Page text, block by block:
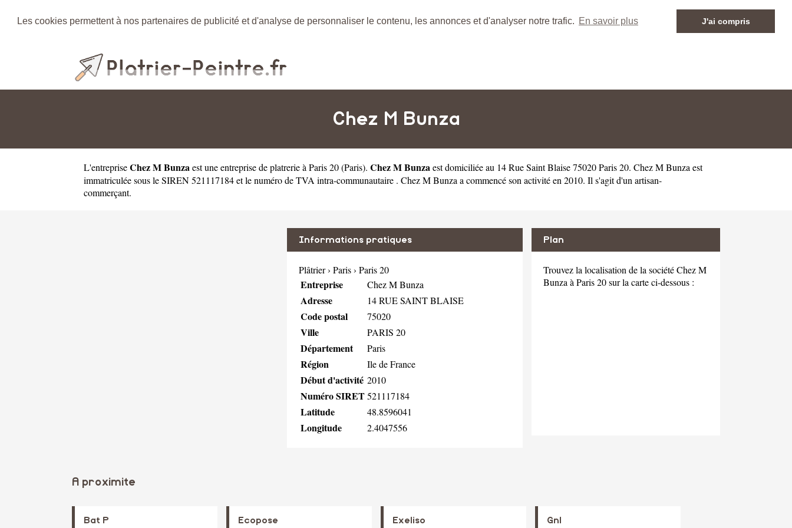
Les cookies permettent à nos partenaires de publicité et d'analyse de personnaliser le contenu, les annonces et d'analyser notre trafic. En savoir plus J'ai compris
Chez M Bunza
L'entrepriseChez M Bunza est uneentreprise de platrerie à Paris 20(Paris). Chez M Bunza est domiciliée au 14 Rue Saint Blaise 75020 Paris 20. Chez M Bunza est
immatriculée sous le SIREN 521117184 et le numéro de TVA intra-communautaire . Chez M Bunza a commencé son activité en 2010. Il s'agit d'un artisan-
commerçant.
Informations pratiques
Plâtrier› Paris› Paris 20
Entreprise Chez M Bunza
Adresse 14 RUE SAINT BLAISE
Code postal 75020
Ville PARIS 20
Département Paris
Région Ile de France
Début d'activité 2010
Numéro SIRET521117184
Latitude 48.8596041
Longitude 2.4047556
Plan
Trouvez la localisation de la société Chez M
Bunza à Paris 20 sur la carte ci-dessous :
A proximite
Bat P Ecopose Exeliso Gnl